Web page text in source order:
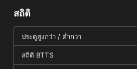
สถิติ
ประตูสูงกว่า / ต่ำกว่า
สถิติ BTTS